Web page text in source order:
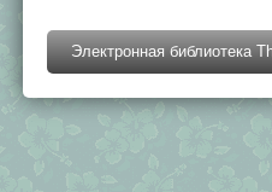
Электронная библиотека